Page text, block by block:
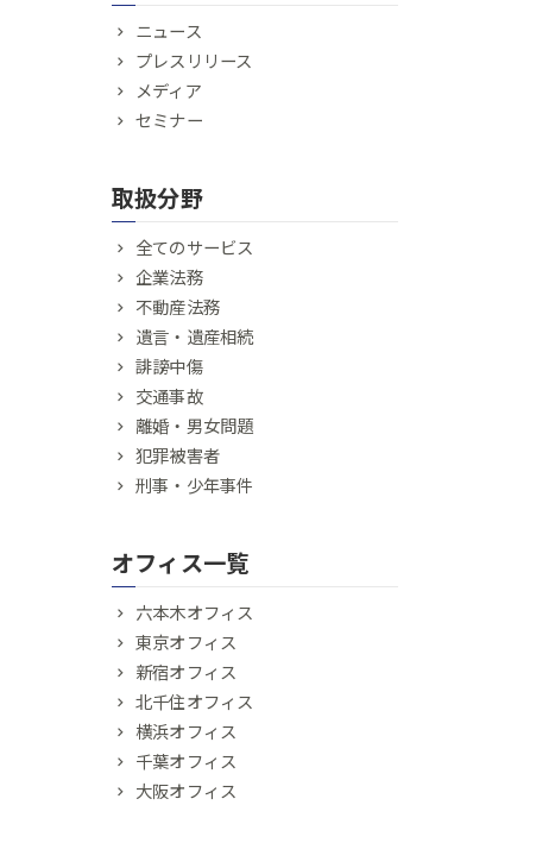
ニュース
プレスリリース
メディア
セミナー
取扱分野
全てのサービス
企業法務
不動産法務
遺言・遺産相続
誹謗中傷
交通事故
離婚・男女問題
犯罪被害者
刑事・少年事件
オフィス一覧
六本木オフィス
東京オフィス
新宿オフィス
北千住オフィス
横浜オフィス
千葉オフィス
大阪オフィス